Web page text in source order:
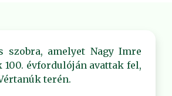
szobra, amelyet Nagy Imre
100. évfordulóján avattak fel,
terén.